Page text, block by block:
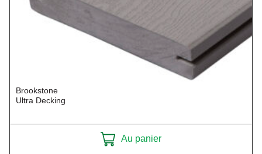
Brookstone
Ultra Decking
Au panier